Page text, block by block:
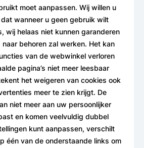
moet aanpassen. Wij willen u
wanneer u geen gebruik wilt
wij helaas niet kunnen garanderen
behoren zal werken. Het kan
van de webwinkel verloren
pagina’s niet meer leesbaar
het weigeren van cookies ook
meer te zien krijgt. De
niet meer aan uw persoonlijker
en komen veelvuldig dubbel
kunt aanpassen, verschilt
één van de onderstaande links om